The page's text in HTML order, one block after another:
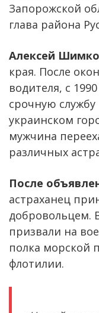
Запорожской
глава района
Алексей Шимко
края. После
водителя, с
срочную
украинском
мужчина
различных
После
астраханец
добровольцем.
призвали на
полка морской
флотилии.